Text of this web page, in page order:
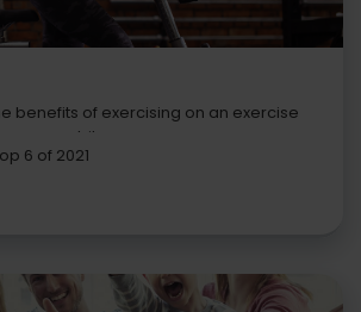
benefits of exercising on an exercise
bike
6 of 2021